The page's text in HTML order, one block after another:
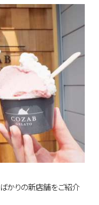
かりの新店舗をご紹介